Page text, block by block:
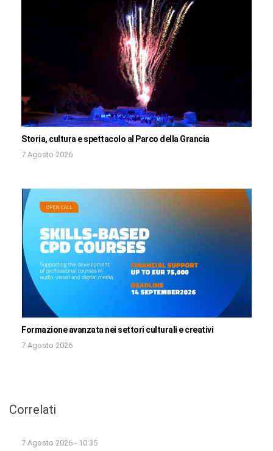
Storia, cultura e spettacolo al Parco della Grancia
7 Agosto 2026
Formazione avanzata nei settori culturali e creativi
7 Agosto 2026
Correlati
7 Agosto 2026 - 10:35